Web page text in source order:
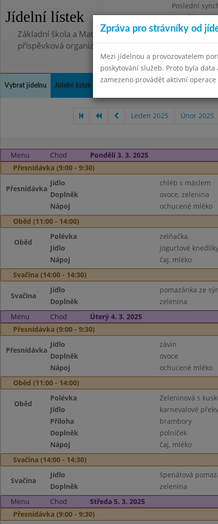
Jídelní lístek
Poslední
Pondělí
Základní škola a Mateřská škola Telnice, okres Brno-
příspěvková organizace
Vybrat jídelnu Jídelní lístek Kontakty a informace
Leden 2025 Únor 2025
Menu Chod
Pondělí 3. 3. 2025
Přesnídávka (9:00 - 9:30)
Přesnídávka
Jídlo
chléb s máslem
Doplněk
ovoce, zelenina
Nápoj
ochucené mléko
Oběd (11:00 - 14:00)
Oběd
Polévka
zelňačka
Jídlo
jogurtové
Nápoj
čaj, mléko
Svačina (14:00 - 14:30)
Svačina
Jídlo
pomazánka ze
Doplněk
zelenina
Menu
Chod
Úterý 4. 3. 2025
Přesnídávka (9:00 - 9:30)
Přesnídávka
Jídlo
závin
Doplněk
ovoce
Nápoj
ochucené mléko
Oběd (11:00 - 14:00)
Oběd
Polévka
Zeleninová s
Jídlo
karnevalové
Příloha
brambory
Doplněk
polníček
Nápoj
čaj, mléko
Svačina (14:00 - 14:30)
Svačina
Jídlo
špenátová
Doplněk
zelenina
Menu
Chod
Středa 5. 3. 2025
Přesnídávka (9:00 - 9:30)
Zpráva pro strávníky od
Mezi jídelnou a provozovatelem
poskytování služeb. Proto byla
zamezeno provádět aktivní